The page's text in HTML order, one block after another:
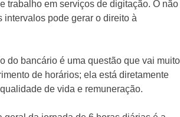
trabalho em serviços de digitação. O não
intervalos pode gerar o direito à
do bancário é uma questão que vai muito
de horários; ela está diretamente
de vida e remuneração.